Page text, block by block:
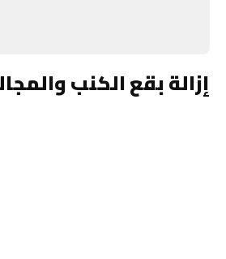
إزالة بقع الكنب